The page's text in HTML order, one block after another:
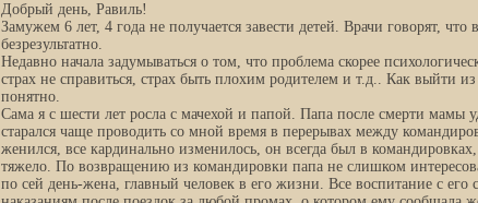
Добрый день, Равиль!
Замужем 6 лет, 4 года не получается завести детей. Врачи говорят, что
безрезультатно.
Недавно начала задумываться о том, что проблема скорее
страх не справиться, страх быть плохим родителем и т.д.. Как выйти
понятно.
Сама я с шести лет росла с мачехой и папой. Папа после смерти мамы
старался чаще проводить со мной время в перерывах между
женился, все кардинально изменилось, он всегда был в
тяжело. По возвращению из командировки папа не слишком
по сей день-жена, главный человек в его жизни. Все воспитание с его